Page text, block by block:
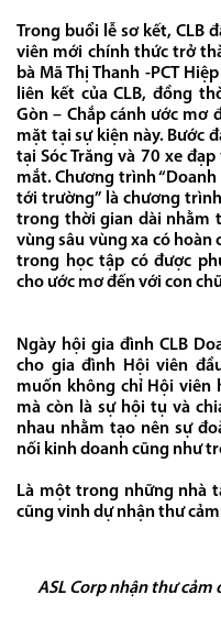
Trong buổi lễ sơ kết, CLB
viên mới chính thức trở
bà Mã Thị Thanh -PCT
liên kết của CLB, đồng
Gòn – Chắp cánh ước mơ
mặt tại sự kiện này. Bước
tại Sóc Trăng và 70 xe
mắt. Chương trình “Doanh
tới trường” là chương
trong thời gian dài nhằm
vùng sâu vùng xa có
trong học tập có được
cho ước mơ đến với con
Ngày hội gia đình CLB
cho gia đình Hội viên
muốn không chỉ Hội viên
mà còn là sự hội tụ và
nhau nhằm tạo nên sự
nối kinh doanh cũng như
Là một trong những nhà
cũng vinh dự nhận thư
ASL Corp nhận thư cảm